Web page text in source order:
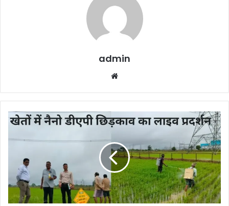
admin
खेतों
नैनो
छिड़काव
लाइव
प्रदर्शन,
किसानों